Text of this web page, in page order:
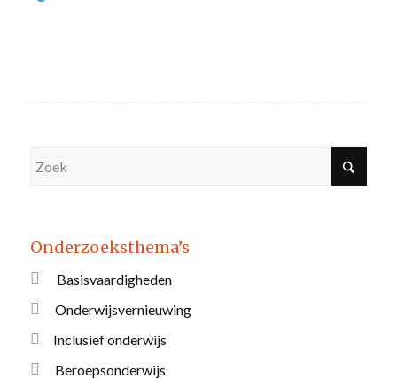
Onderzoeksthema’s
Basisvaardigheden
Onderwijsvernieuwing
Inclusief onderwijs
Beroepsonderwijs